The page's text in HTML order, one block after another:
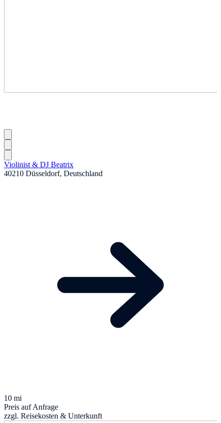
Violinist & DJ Beatrix
40210 Düsseldorf, Deutschland
10 mi
Preis auf Anfrage
zzgl. Reisekosten & Unterkunft